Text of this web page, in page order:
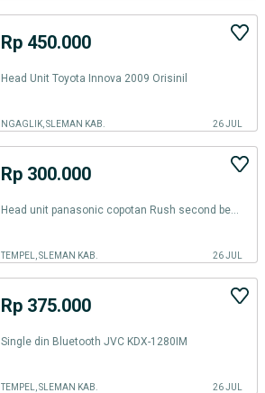
Rp 450.000
Head Unit Toyota Innova 2009 Orisinil
NGAGLIK, SLEMAN KAB. 26 JUL
Rp 300.000
TEMPEL, SLEMAN KAB. 26 JUL
Rp 375.000
Single din Bluetooth JVC KDX-1280IM
TEMPEL, SLEMAN KAB. 26 JUL